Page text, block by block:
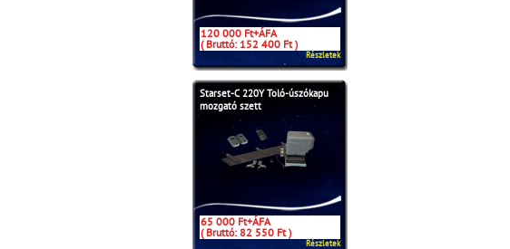
120 000 Ft+ÁFA
( Bruttó: 152 400 Ft )
Részletek
Starset-C 220Y Toló-úszókapu
mozgató szett
65 000 Ft+ÁFA
( Bruttó: 82 550 Ft )
Részletek